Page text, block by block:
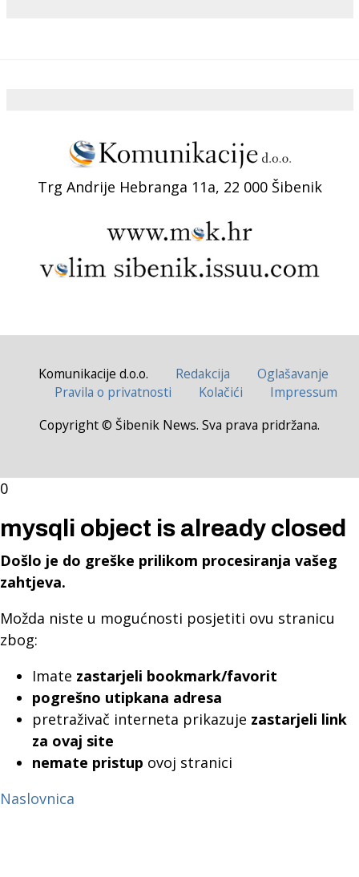
Trg Andrije Hebranga 11a, 22 000 Šibenik
Komunikacije d.o.o. Redakcija
Oglašavanje
Pravila o privatnosti
Kolačići
Impressum
Copyright © Šibenik News. Sva prava pridržana.
0
mysqli object is already closed
Došlo je do greške prilikom procesiranja vašeg
zahtjeva.
Možda niste u mogućnosti posjetiti ovu stranicu
zbog:
Imate zastarjeli bookmark/favorit
pogrešno utipkana adresa
pretraživač interneta prikazuje zastarjeli link
za ovaj site
nemate pristup ovoj stranici
Naslovnica